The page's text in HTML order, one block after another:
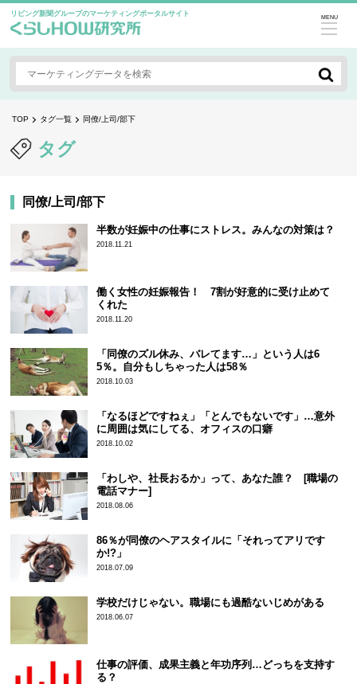
リビング新聞グループのマーケティングポータルサイト MENU
TOP タグ一覧 同僚/上司/部下
タグ
同僚/上司/部下
半数が妊娠中の仕事にストレス。みんなの対策は？
2018.11.21
働く女性の妊娠報告！ 7割が好意的に受け止めて
くれた
2018.11.20
「同僚のズル休み、バレてます…」という人は6
5％。自分もしちゃった人は58％
2018.10.03
「なるほどですねぇ」「とんでもないです」…意外
に周囲は気にしてる、オフィスの口癖
2018.10.02
「わしや、社長おるか」って、あなた誰？ [職場の
電話マナー]
2018.08.06
86％が同僚のヘアスタイルに「それってアリです
か!?」
2018.07.09
学校だけじゃない。職場にも過酷ないじめがある
2018.06.07
仕事の評価、成果主義と年功序列…どっちを支持す
る？